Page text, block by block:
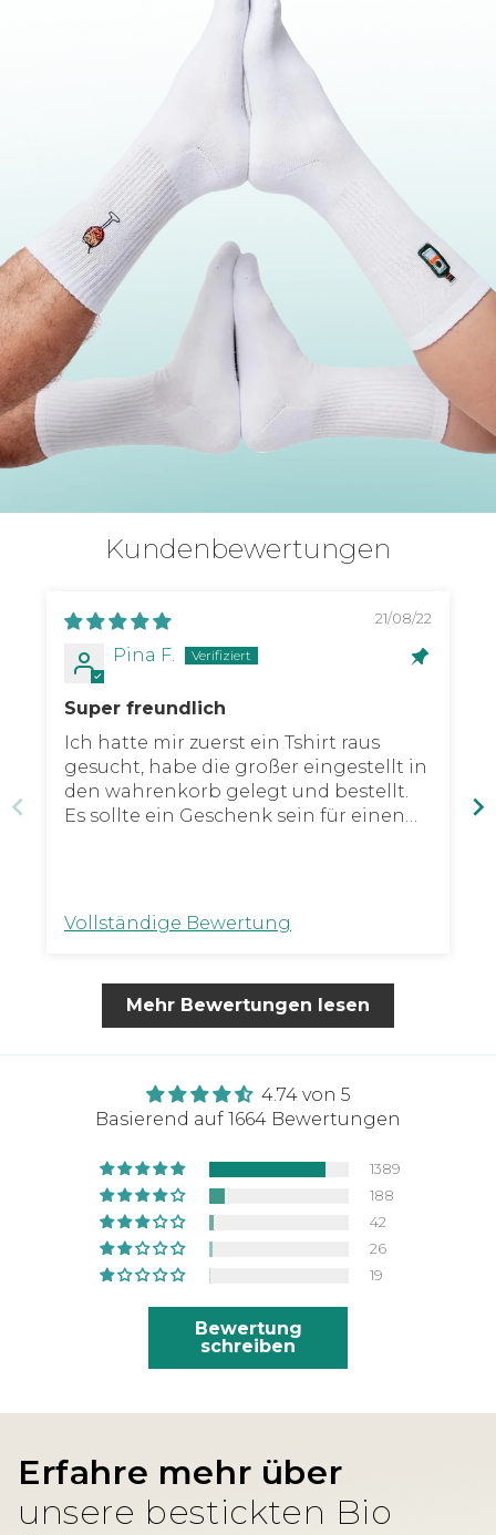
Kundenbewertungen
21/08/22
Pina F.
Super freundlich
Ich hatte mir zuerst ein Tshirt raus
gesucht, habe die großer eingestellt in
den wahrenkorb gelegt und bestellt.
Es sollte ein Geschenk sein für einen
dem fashion team sofort eine Email
geschrieben, ob sie eventuell meine
ein Männer Schnitt hat. Ich habe ich
wenigen Minuten eine Rückmeldung
bekommen, mit sehr freundlichem
Text, dass sie gerne meine Bestellung
bearbeiten und das überhaupt kein
Problem ist. Ich habe anschließen
auch eine Bestätigungs Email für
meine neue Bestellung bekommen 👍🏽
Zum thsirt selbst kann ich sagen, toller
Stoff, sauber gestochenes Zeichen,
sehr bequem. Kann ich nur weiter
empfehlen
Vollständige Bewertung
Mehr Bewertungen lesen
4.74 von 5
Basierend auf 1664 Bewertungen
1389
188
42
26
19
Bewertung
schreiben
Erfahre mehr über
unsere bestickten Bio